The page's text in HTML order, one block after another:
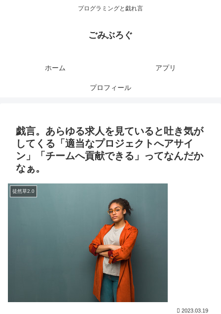
プログラミングと戯れ言
ごみぶろぐ
ホーム アプリ
プロフィール
戯言。あらゆる求人を見ていると吐き気が
してくる「適当なプロジェクトへアサイ
ン」「チームへ貢献できる」ってなんだか
なぁ。
徒然草2.0
2023.03.19